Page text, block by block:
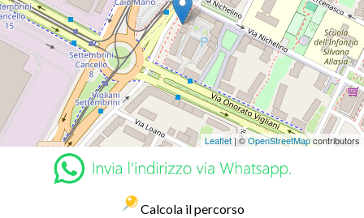
Leaflet| ©OpenStreetMapcontributors
Calcola il percorso